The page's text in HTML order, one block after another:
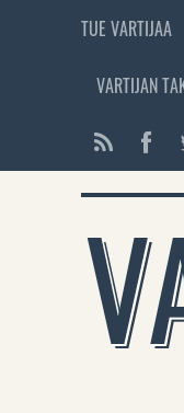
TUE VARTIJAA
VARTIJAN